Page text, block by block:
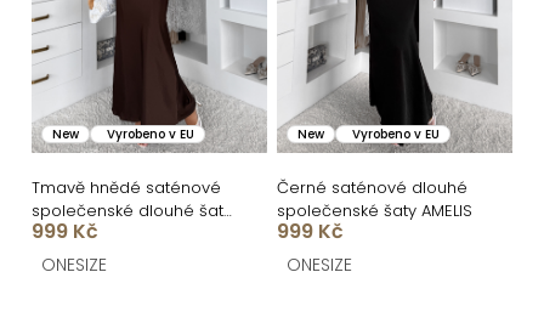
New Vyrobeno v EU
Tmavě hnědé saténové
společenské dlouhé šaty
AMELIS
999 Kč
ONESIZE
New Vyrobeno v EU
Černé saténové dlouhé
společenské šaty AMELIS
999 Kč
ONESIZE